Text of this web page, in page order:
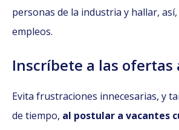
personas de la industria y hallar, así,
empleos.
Inscríbete a las ofertas
Evita frustraciones innecesarias, y
de tiempo, al postular a vacantes